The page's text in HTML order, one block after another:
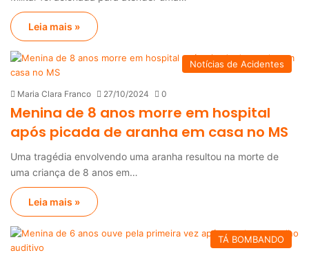
Leia mais »
Notícias de Acidentes
Maria Clara Franco 27/10/2024 0
Menina de 8 anos morre em hospital
após picada de aranha em casa no MS
Uma tragédia envolvendo uma aranha resultou na morte de
uma criança de 8 anos em…
Leia mais »
TÁ BOMBANDO